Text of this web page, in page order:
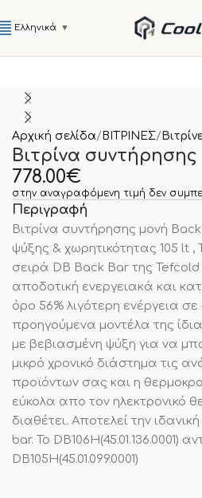
Ελληνικά ▼
Αρχική σελίδα ΒΙΤΡΙΝΕΣ
Βιτρίνα συντήρησης
778.00€
στην αναγραφόμενη τιμή δεν
Περιγραφή
Βιτρίνα συντήρησης μονή
ψύξης & χωρητικότητας 105 lt
σειρά DB Back Bar της Tefcold
αποδοτική ενεργειακά και
όρο 56% λιγότερη ενέργεια
προηγούμενα μοντέλα της
με βεβιασμένη ψύξη για να
μικρό χρονικό διάστημα τις
προϊόντων σας και η
εύκολα απο τον ηλεκτρονικό
διαθέτει. Αποτελεί την
bar. Το DB106Η(45.01.136.0001)
DB105H(45.01.099.0001)